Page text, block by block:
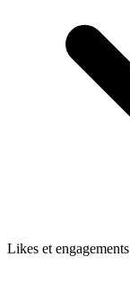
Likes et engagements